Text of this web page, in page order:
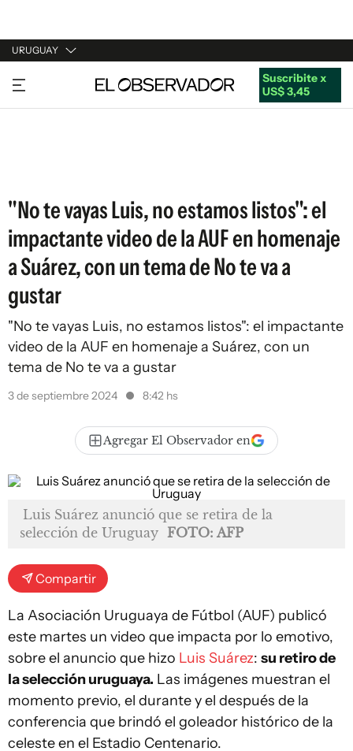
URUGUAY
URUGUAY
ARGENTINA
Suscribite x
US$ 3,45
"No te vayas Luis, no estamos listos": el
impactante video de la AUF en homenaje
a Suárez, con un tema de No te va a
gustar
"No te vayas Luis, no estamos listos": el impactante
video de la AUF en homenaje a Suárez, con un
tema de No te va a gustar
3 de septiembre 2024 8:42 hs
Agregar El Observador en
Luis Suárez anunció que se retira de la
selección de Uruguay FOTO: AFP
Compartir
La Asociación Uruguaya de Fútbol (AUF) publicó
este martes un video que impacta por lo emotivo,
sobre el anuncio que hizo Luis Suárez: su retiro de
la selección uruguaya. Las imágenes muestran el
momento previo, el durante y el después de la
conferencia que brindó el goleador histórico de la
celeste en el Estadio Centenario.